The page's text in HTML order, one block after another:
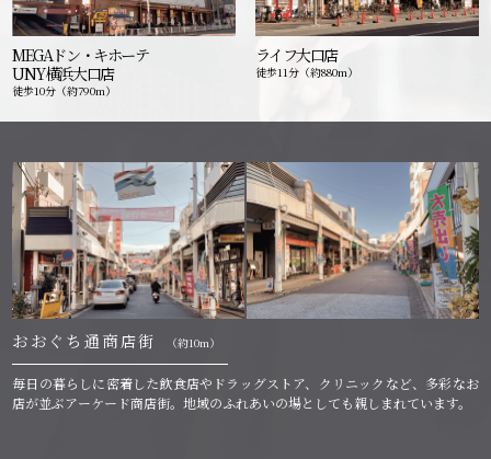
MEGAドン・キホーテ
UNY横浜大口店
徒歩10分（約790m）
ライフ大口店
徒歩11分（約880m）
おおぐち通商店街 （約10m）
毎日の暮らしに密着した飲食店やドラッグストア、クリニックなど、多彩なお
店が並ぶアーケード商店街。地域のふれあいの場としても親しまれています。